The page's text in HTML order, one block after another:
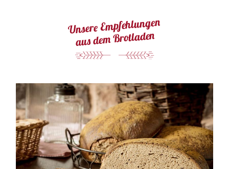
Unsere Empfehlungen
aus dem Brotladen